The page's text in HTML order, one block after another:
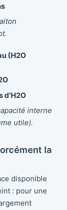
(H2O
d'H2O
interne
utile).
la
disponible
: pour une